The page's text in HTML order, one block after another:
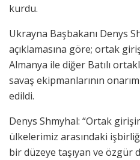
kurdu.
Ukrayna Başbakanı Denys
açıklamasına göre; ortak
Almanya ile diğer Batılı
savaş ekipmanlarının
edildi.
Denys Shmyhal: “Ortak
ülkelerimiz arasındaki
bir düzeye taşıyan ve özgür